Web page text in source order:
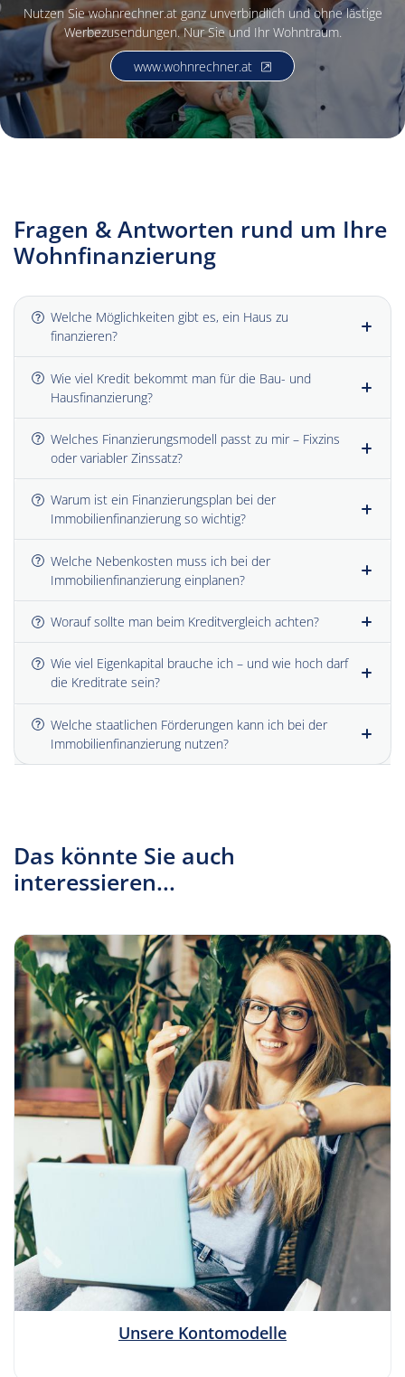
Nutzen Sie wohnrechner.at ganz unverbindlich und ohne lästige
Werbezusendungen. Nur Sie und Ihr Wohntraum.
www.wohnrechner.at, öffnet neues Fenster
Fragen & Antworten rund um Ihre
Wohnfinanzierung
Welche Möglichkeiten gibt es, ein Haus zu
finanzieren?
Wie viel Kredit bekommt man für die Bau- und
Hausfinanzierung?
Welches Finanzierungsmodell passt zu mir – Fixzins
oder variabler Zinssatz?
Warum ist ein Finanzierungsplan bei der
Immobilienfinanzierung so wichtig?
Welche Nebenkosten muss ich bei der
Immobilienfinanzierung einplanen?
Worauf sollte man beim Kreditvergleich achten?
Wie viel Eigenkapital brauche ich – und wie hoch darf
die Kreditrate sein?
Welche staatlichen Förderungen kann ich bei der
Immobilienfinanzierung nutzen?
Das könnte Sie auch
interessieren...
Unsere Kontomodelle